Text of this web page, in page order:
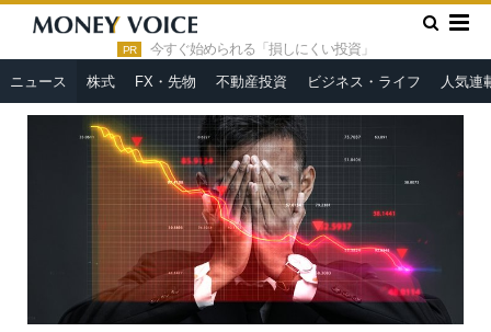
PR 今すぐ始められる「損しにくい投資」
ニュース 株式 FX・先物 不動産投資 ビジネス・ライフ 人気連
HOME » ニュース »
人類史上類なき緩和から各国中銀一斉の量
的引き締めへ。史上空前の大暴落の号砲で世界のマーケットは焼け